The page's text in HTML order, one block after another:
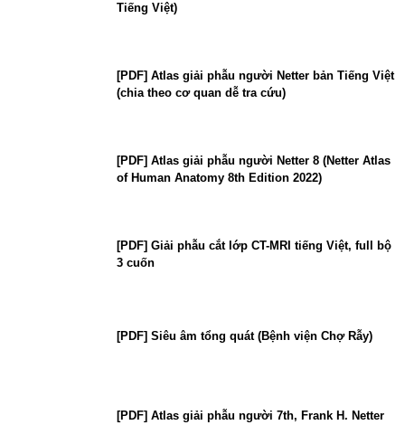
Tiếng Việt)
[PDF] Atlas giải phẫu người Netter bản Tiếng Việt
(chia theo cơ quan dễ tra cứu)
[PDF] Atlas giải phẫu người Netter 8 (Netter Atlas
of Human Anatomy 8th Edition 2022)
[PDF] Giải phẫu cắt lớp CT-MRI tiếng Việt, full bộ
3 cuốn
[PDF] Siêu âm tổng quát (Bệnh viện Chợ Rẫy)
[PDF] Atlas giải phẫu người 7th, Frank H. Netter